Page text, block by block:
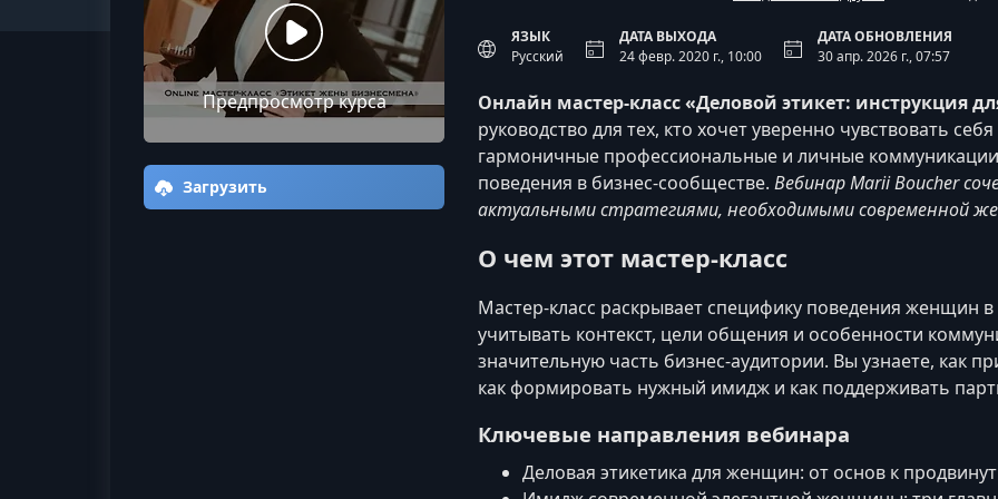
Предпросмотр курса
Загрузить
ЯЗЫК
Русский
ДАТА ВЫХОДА
24 февр. 2020 г., 10:00
ДАТА ОБНОВЛЕНИЯ
30 апр. 2026 г., 07:57
Онлайн мастер-класс «Деловой этикет: инструкция
руководство для тех, кто хочет уверенно чувствовать
гармоничные профессиональные и личные
поведения в бизнес‑сообществе. Вебинар Marii Boucher
актуальными стратегиями, необходимыми современной
О чем этот мастер-класс
Мастер-класс раскрывает специфику поведения женщин
учитывать контекст, цели общения и особенности
значительную часть бизнес‑аудитории. Вы узнаете, как
как формировать нужный имидж и как поддерживать
Ключевые направления вебинара
Деловая этикетика для женщин: от основ к